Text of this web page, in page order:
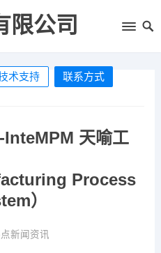
限公司
术支持 联系方式
InteMPM 天喻工
Process
）
新闻资讯